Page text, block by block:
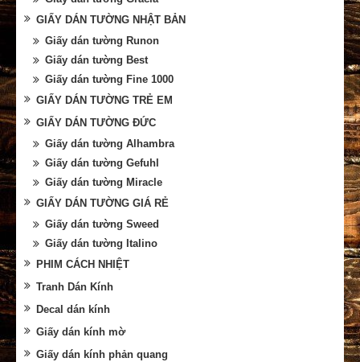
GIẤY DÁN TƯỜNG NHẬT BẢN
Giấy dán tường Runon
Giấy dán tường Best
Giấy dán tường Fine 1000
GIẤY DÁN TƯỜNG TRẺ EM
GIẤY DÁN TƯỜNG ĐỨC
Giấy dán tường Alhambra
Giấy dán tường Gefuhl
Giấy dán tường Miracle
GIẤY DÁN TƯỜNG GIÁ RẺ
Giấy dán tường Sweed
Giấy dán tường Italino
PHIM CÁCH NHIỆT
Tranh Dán Kính
Decal dán kính
Giấy dán kính mờ
Giấy dán kính phản quang